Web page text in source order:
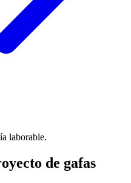
laborable.
de gafas